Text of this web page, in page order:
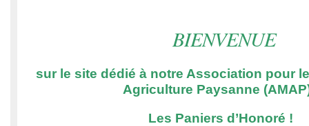
BIENVENUE
sur le site dédié à notre Association pour
Agriculture Paysanne
Les Paniers d’Honoré !